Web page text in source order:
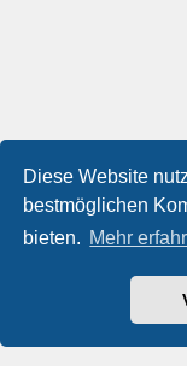
Diese Website
bestmöglichen
bieten. Mehr